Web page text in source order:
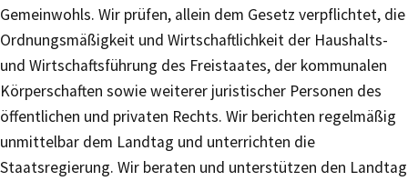
Gemeinwohls. Wir prüfen, allein dem Gesetz verpflichtet, die
Ordnungsmäßigkeit und Wirtschaftlichkeit der Haushalts-
und Wirtschaftsführung des Freistaates, der kommunalen
Körperschaften sowie weiterer juristischer Personen des
öffentlichen und privaten Rechts. Wir berichten regelmäßig
unmittelbar dem Landtag und unterrichten die
Staatsregierung. Wir beraten und unterstützen den Landtag